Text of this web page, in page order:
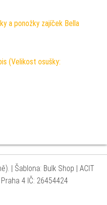
a ponožky zajíček Bella
(Velikost osušky:
| Šablona: Bulk Shop | ACIT
4 IČ: 26454424